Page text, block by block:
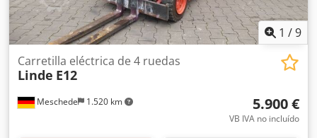
1 /9
Meschede 1.520 km
Carretilla eléctrica de 4 ruedas
Linde E12
5.900 €
VB IVA no incluído